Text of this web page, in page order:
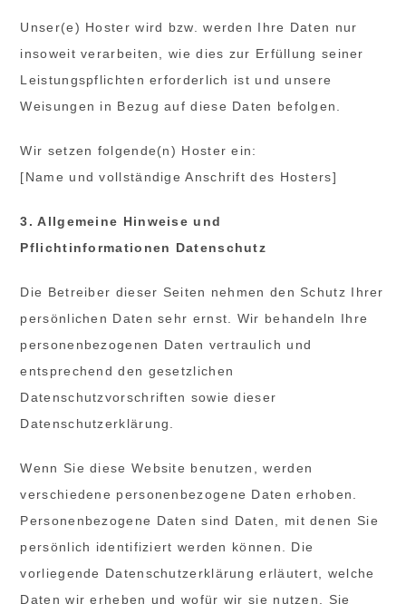
Unser(e) Hoster wird bzw. werden Ihre Daten nur
insoweit verarbeiten, wie dies zur Erfüllung seiner
Leistungspflichten erforderlich ist und unsere
Weisungen in Bezug auf diese Daten befolgen.
Wir setzen folgende(n) Hoster ein:
[Name und vollständige Anschrift des Hosters]
3. Allgemeine Hinweise und
Pflichtinformationen Datenschutz
Die Betreiber dieser Seiten nehmen den Schutz Ihrer
persönlichen Daten sehr ernst. Wir behandeln Ihre
personenbezogenen Daten vertraulich und
entsprechend den gesetzlichen
Datenschutzvorschriften sowie dieser
Datenschutzerklärung.
Wenn Sie diese Website benutzen, werden
verschiedene personenbezogene Daten erhoben.
Personenbezogene Daten sind Daten, mit denen Sie
persönlich identifiziert werden können. Die
vorliegende Datenschutzerklärung erläutert, welche
Daten wir erheben und wofür wir sie nutzen. Sie